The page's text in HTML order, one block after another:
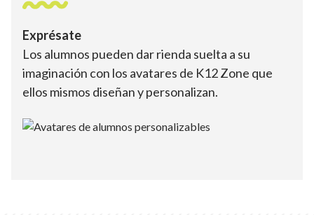
Exprésate
Los alumnos pueden dar rienda suelta a su
imaginación con los avatares de K12 Zone que
ellos mismos diseñan y personalizan.